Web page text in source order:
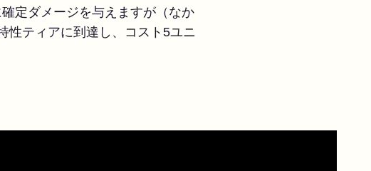
定ダメージを与えますが（なか
性ティアに到達し、コスト5ユニ